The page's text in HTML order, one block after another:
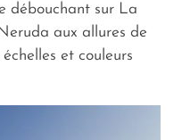
débouchant sur La
aux allures de
et couleurs